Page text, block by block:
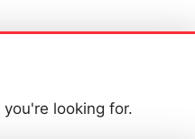
looking for.